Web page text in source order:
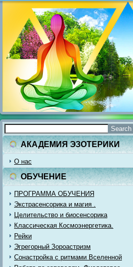
АКАДЕМИЯ ЭЗОТЕРИКИ
О нас
ОБУЧЕНИЕ
ПРОГРАММА ОБУЧЕНИЯ
Экстрасенсорика и магия .
Целительство и биосенсорика
Классическая Космоэнергетика.
Рейки
Эгрегорный Зороастризм
Сонастройка с ритмами Вселенной